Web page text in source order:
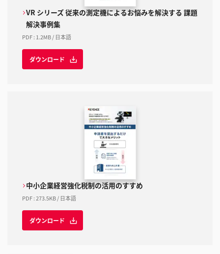
VR シリーズ 従来の測定機によるお悩みを解決する 課題
解決事例集
PDF: 1.2MB/ 日本語
ダウンロード
中小企業経営強化税制の活用のすすめ
PDF:273.5KB/ 日本語
ダウンロード